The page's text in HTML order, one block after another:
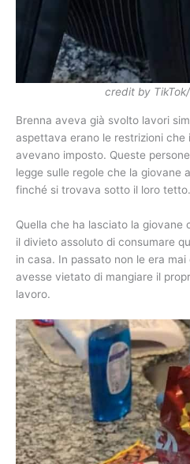
credit by
Brenna aveva già svolto lavori
aspettava erano le restrizioni che
avevano imposto. Queste
legge sulle regole che la giovane
finché si trovava sotto il loro tetto.
Quella che ha lasciato la
il divieto assoluto di consumare
in casa. In passato non le era
avesse vietato di mangiare il
lavoro.